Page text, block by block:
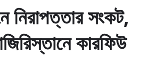
নিরাপত্তার সংকট,
কারফিউ